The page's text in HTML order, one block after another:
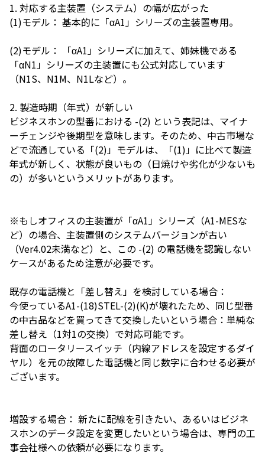
1. 対応する主装置（システム）の幅が広がった
(1)モデル： 基本的に「αA1」シリーズの主装置専用。
(2)モデル： 「αA1」シリーズに加えて、姉妹機である
「αN1」シリーズの主装置にも公式対応しています
（N1S、N1M、N1Lなど）。
2. 製造時期（年式）が新しい
ビジネスホンの型番における -(2) という表記は、マイナ
ーチェンジや後期型を意味します。そのため、中古市場な
どで流通している「(2)」モデルは、「(1)」に比べて製造
年式が新しく、状態が良いもの（日焼けや劣化が少ないも
の）が多いというメリットがあります。
※もしオフィスの主装置が「αA1」シリーズ（A1-MESな
ど）の場合、主装置側のシステムバージョンが古い
（Ver4.02未満など）と、この -(2) の電話機を認識しない
ケースがあるため注意が必要です。
既存の電話機と「差し替え」を検討している場合：
今使っているA1-(18)STEL-(2)(K)が壊れたため、同じ型番
の中古品などを買ってきて交換したいという場合：単純な
差し替え（1対1の交換）で対応可能です。
背面のロータリースイッチ（内線アドレスを設定するダイ
ヤル）を元の故障した電話機と同じ数字に合わせる必要が
ございます。
増設する場合： 新たに配線を引きたい、あるいはビジネ
スホンのデータ設定を変更したいという場合は、専門の工
事会社様への依頼が必要になります。